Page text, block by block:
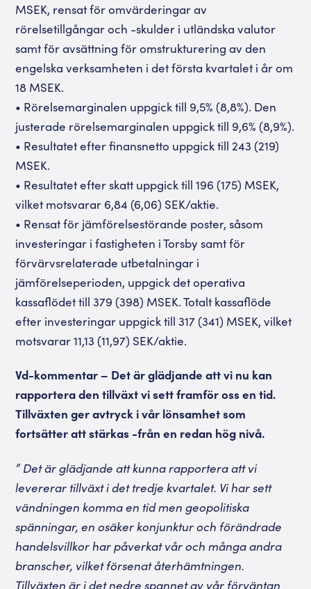
MSEK, rensat för omvärderingar av
rörelsetillgångar och -skulder i utländska valutor
samt för avsättning för omstrukturering av den
engelska verksamheten i det första kvartalet i år om
18 MSEK.
• Rörelsemarginalen uppgick till 9,5% (8,8%). Den
justerade rörelsemarginalen uppgick till 9,6% (8,9%).
• Resultatet efter finansnetto uppgick till 243 (219)
MSEK.
• Resultatet efter skatt uppgick till 196 (175) MSEK,
vilket motsvarar 6,84 (6,06) SEK/aktie.
• Rensat för jämförelsestörande poster, såsom
investeringar i fastigheten i Torsby samt för
förvärvsrelaterade utbetalningar i
jämförelseperioden, uppgick det operativa
kassaflödet till 379 (398) MSEK. Totalt kassaflöde
efter investeringar uppgick till 317 (341) MSEK, vilket
motsvarar 11,13 (11,97) SEK/aktie.
Vd-kommentar – Det är glädjande att vi nu kan
rapportera den tillväxt vi sett framför oss en tid.
Tillväxten ger avtryck i vår lönsamhet som
fortsätter att stärkas -från en redan hög nivå.
”Det är glädjande att kunna rapportera att vi
levererar tillväxt i det tredje kvartalet. Vi har sett
vändningen komma en tid men geopolitiska
spänningar, en osäker konjunktur och förändrade
handelsvillkor har påverkat vår och många andra
branscher, vilket försenat återhämtningen.
Tillväxten är i det nedre spannet av vår förväntan